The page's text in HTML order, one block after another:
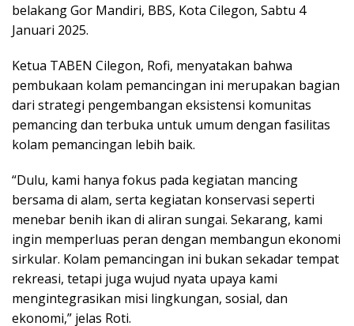
belakang Gor Mandiri, BBS, Kota Cilegon, Sabtu 4
Januari 2025.
Ketua TABEN Cilegon, Rofi, menyatakan bahwa
pembukaan kolam pemancingan ini merupakan bagian
dari strategi pengembangan eksistensi komunitas
pemancing dan terbuka untuk umum dengan fasilitas
kolam pemancingan lebih baik.
“Dulu, kami hanya fokus pada kegiatan mancing
bersama di alam, serta kegiatan konservasi seperti
menebar benih ikan di aliran sungai. Sekarang, kami
ingin memperluas peran dengan membangun ekonomi
sirkular. Kolam pemancingan ini bukan sekadar tempat
rekreasi, tetapi juga wujud nyata upaya kami
mengintegrasikan misi lingkungan, sosial, dan
ekonomi,” jelas Roti.